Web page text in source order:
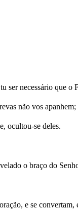
necessário que
não vos
ocultou-se deles.
o braço do
e se